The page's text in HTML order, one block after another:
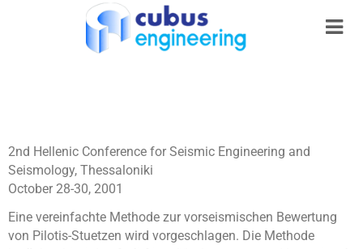
2nd Hellenic Conference for Seismic Engineering and
Seismology, Thessaloniki
October 28-30, 2001
Eine vereinfachte Methode zur vorseismischen Bewertung
von Pilotis-Stuetzen wird vorgeschlagen. Die Methode